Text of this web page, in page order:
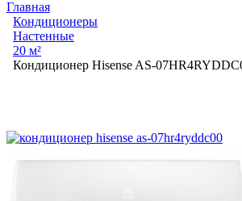
Главная
Кондиционеры
Настенные
20 м²
Кондиционер Hisense AS-